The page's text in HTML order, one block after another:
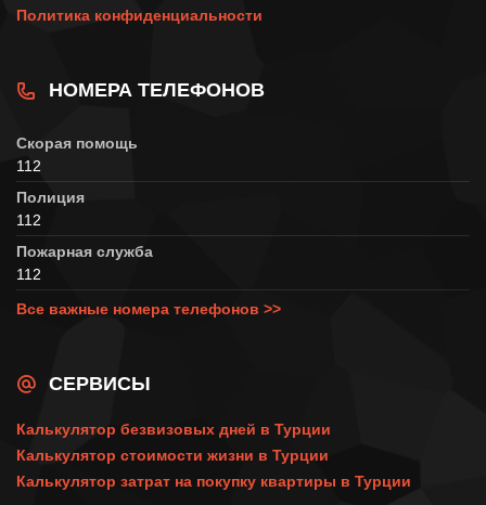
Политика конфиденциальности
НОМЕРА ТЕЛЕФОНОВ
Скорая помощь
112
Полиция
112
Пожарная служба
112
Все важные номера телефонов >>
СЕРВИСЫ
Калькулятор безвизовых дней в Турции
Калькулятор стоимости жизни в Турции
Калькулятор затрат на покупку квартиры в Турции